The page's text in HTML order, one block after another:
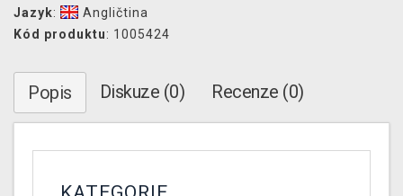
Jazyk:
Angličtina
Kód produktu: 1005424
Popis Diskuze (0) Recenze (0)